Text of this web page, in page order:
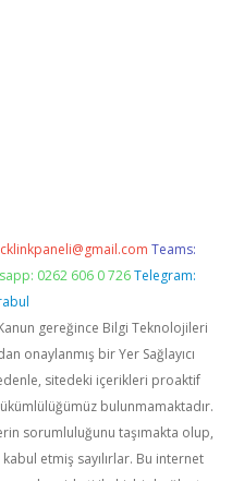
Teams:
0262 606 0 726 Telegram:
Kanun gereğince Bilgi Teknolojileri
onaylanmış bir Yer Sağlayıcı
sitedeki içerikleri proaktif
bulunmamaktadır.
sorumluluğunu taşımakta olup,
etmiş sayılırlar. Bu internet